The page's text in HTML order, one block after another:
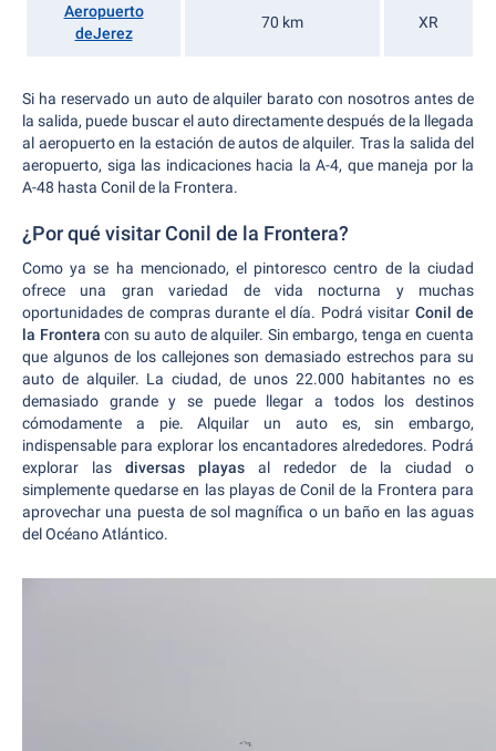
Aeropuerto
deJerez
70 km XR
Si ha reservado un auto de alquiler barato con nosotros antes de
la salida, puede buscar el auto directamente después de la llegada
al aeropuerto en la estación de autos de alquiler. Tras la salida del
aeropuerto, siga las indicaciones hacia la A-4, que maneja por la
A-48 hasta Conil de la Frontera.
¿Por qué visitar Conil de la Frontera?
Como ya se ha mencionado, el pintoresco centro de la ciudad
ofrece una gran variedad de vida nocturna y muchas
oportunidades de compras durante el día. Podrá visitar Conil de
la Frontera con su auto de alquiler. Sin embargo, tenga en cuenta
que algunos de los callejones son demasiado estrechos para su
auto de alquiler. La ciudad, de unos 22.000 habitantes no es
demasiado grande y se puede llegar a todos los destinos
cómodamente a pie. Alquilar un auto es, sin embargo,
indispensable para explorar los encantadores alrededores. Podrá
explorar las diversas playas al rededor de la ciudad o
simplemente quedarse en las playas de Conil de la Frontera para
aprovechar una puesta de sol magnífica o un baño en las aguas
del Océano Atlántico.